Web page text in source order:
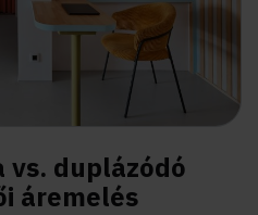
vs. duplázódó
áremelés